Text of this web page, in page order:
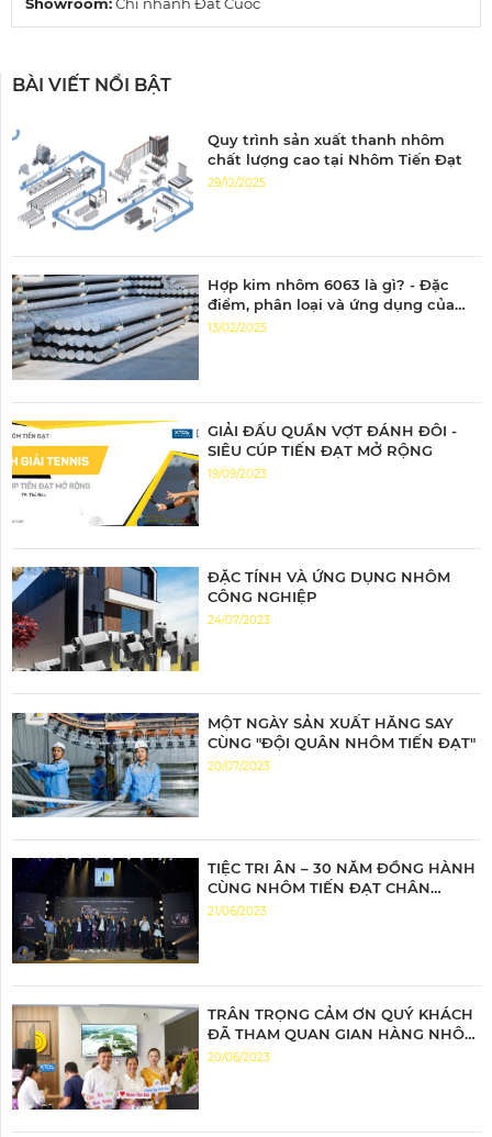
BÀI VIẾT NỔI BẬT
Quy trình sản xuất thanh nhôm
chất lượng cao tại Nhôm Tiến Đạt
29/12/2025
Hợp kim nhôm 6063 là gì? - Đặc
điểm, phân loại và ứng dụng của
nhôm 6063
13/02/2025
GIẢI ĐẤU QUẦN VỢT ĐÁNH ĐÔI -
SIÊU CÚP TIẾN ĐẠT MỞ RỘNG
19/09/2023
ĐẶC TÍNH VÀ ỨNG DỤNG NHÔM
CÔNG NGHIỆP
24/07/2023
MỘT NGÀY SẢN XUẤT HĂNG SAY
CÙNG "ĐỘI QUÂN NHÔM TIẾN ĐẠT"
20/07/2023
TIỆC TRI ÂN – 30 NĂM ĐỒNG HÀNH
CÙNG NHÔM TIẾN ĐẠT CHÂN
THÀNH TRI ÂN – ĐỒNG HÀNH BỨT
21/06/2023
TRÂN TRỌNG CẢM ƠN QUÝ KHÁCH
ĐÃ THAM QUAN GIAN HÀNG NHÔM
TIẾN ĐẠT
20/06/2023